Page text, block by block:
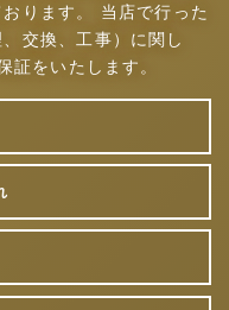
ります。
当店で行った
交換、工事）に関し
証をいたします。